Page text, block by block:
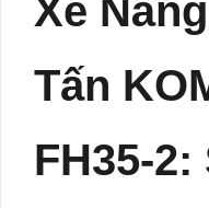
Xe
Tấn
FH35-